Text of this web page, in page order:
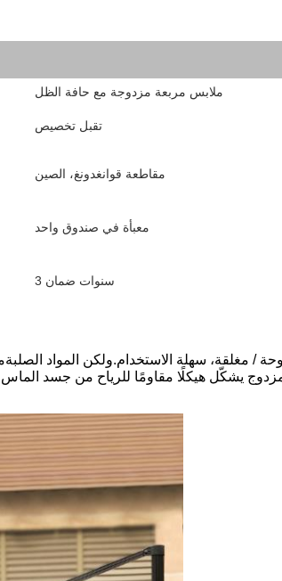
ملابس مربعة مزدوجة مع حافة الظل
تقبل تخصيص
مقاطعة قوانغدونغ، الصين
معبأة في صندوق واحد
3 سنوات ضمان